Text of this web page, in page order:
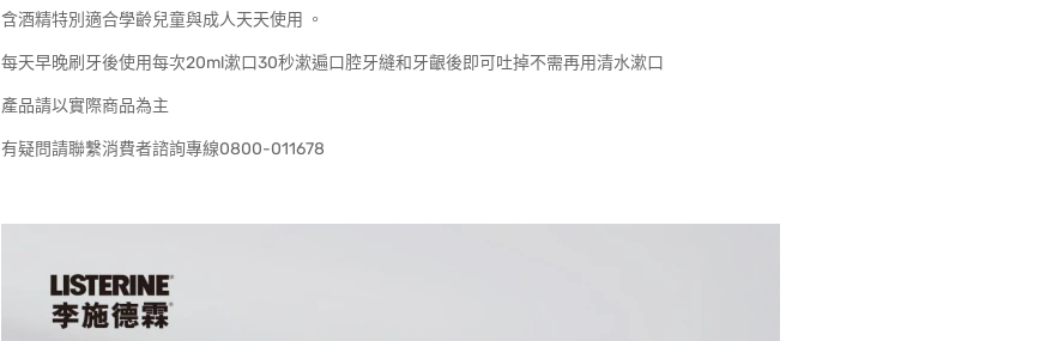
含酒精特別適合學齡兒童與成人天天使用 。
每天早晚刷牙後使用每次20ml漱口30秒漱遍口腔牙縫和牙齦後即可吐掉不需再用清水漱口
產品請以實際商品為主
有疑問請聯繫消費者諮詢專線0800-011678